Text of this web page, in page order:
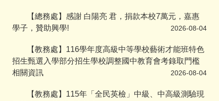
【總務處】感謝 白陽亮 君，捐款本校7萬元，嘉惠
學子，贊助興學!
2026-08-04
【教務處】116學年度高級中等學校藝術才能班特色
招生甄選入學部分招生學校調整國中教育會考錄取門檻
相關資訊
2026-08-04
【教務處】115年「全民英檢」中級、中高級測驗現